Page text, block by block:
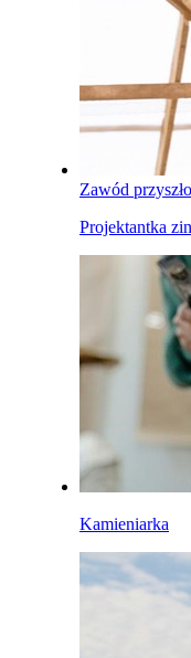
Zawód
Projektantka
Kamieniarka